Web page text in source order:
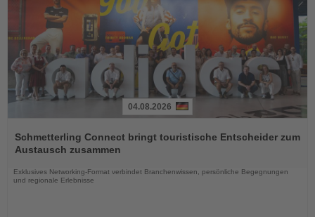
Sie
die
04.08.2026
Schmetterling Connect bringt touristische Entscheider zum
Austausch zusammen
Exklusives Networking-Format verbindet Branchenwissen, persönliche Begegnungen
und regionale Erlebnisse